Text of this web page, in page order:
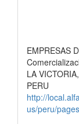
EMPRESAS
LA
PERU
http://
us/peru/